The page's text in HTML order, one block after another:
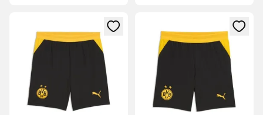
Opent een venster om in te loggen of je aan te melden als
Opent een venster om in te